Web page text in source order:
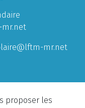
mr.net
proposer les